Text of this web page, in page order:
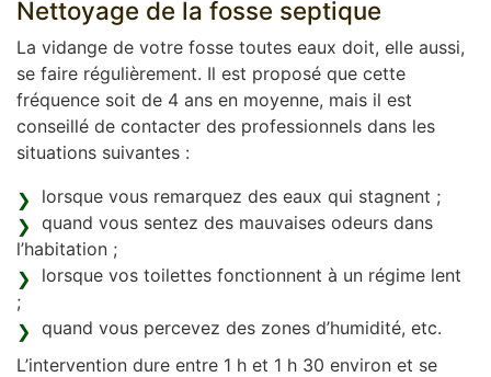
Nettoyage de la fosse septique
La vidange de votre fosse toutes eaux doit, elle aussi,
se faire régulièrement. Il est proposé que cette
fréquence soit de 4 ans en moyenne, mais il est
conseillé de contacter des professionnels dans les
situations suivantes :
lorsque vous remarquez des eaux qui stagnent ;
quand vous sentez des mauvaises odeurs dans
l’habitation ;
lorsque vos toilettes fonctionnent à un régime lent
;
quand vous percevez des zones d’humidité, etc.
L’intervention dure entre 1 h et 1 h 30 environ et se